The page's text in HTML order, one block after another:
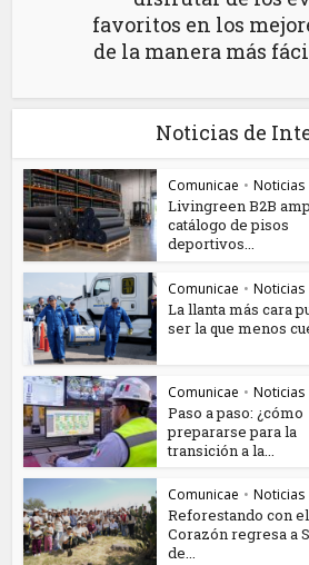
favoritos en los
de la manera más
Noticias de
Comunicae • Noticias
Livingreen B2B
catálogo de pisos
deportivos...
Comunicae • Noticias
La llanta más cara
ser la que menos
Comunicae • Noticias
Paso a paso: ¿cómo
prepararse para la
transición a la...
Comunicae • Noticias
Reforestando con el
Corazón regresa a
de...